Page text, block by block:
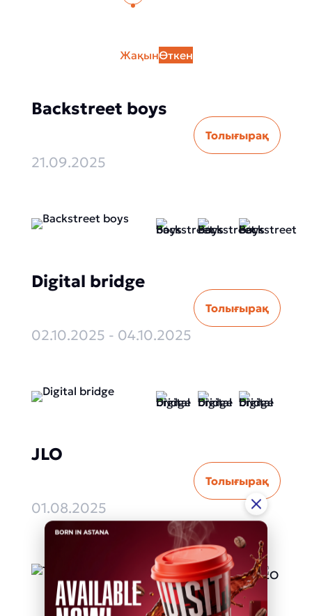
ЖақынӨткен
Backstreet boys
21.09.2025
Толығырақ
Digital bridge
02.10.2025 - 04.10.2025
Толығырақ
JLO
01.08.2025
Толығырақ